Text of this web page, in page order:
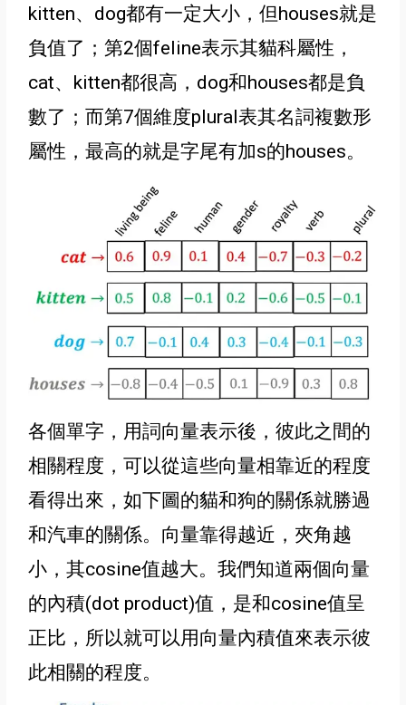
kitten、dog都有一定大小 ，但houses就是
負值了 ；第2個feline表示其貓科屬性，
cat、kitten都很高 ， dog和houses都是負
數了；而第7個維度plural表其名詞複數形
屬性，最高的就是字尾有加s的houses。
各個單字，用詞向量表示後，彼此之間的
相關程度，可以從這些向量相靠近的程度
看得出來，如下圖的貓和狗的關係就勝過
和汽車的關係。向量靠得越近，夾角越
小，其cosine值越大。我們知道兩個向量
的內積(dot product)值，是和cosine值呈
正比 ，所以就可以用向量內積值來表示彼
此相關的程度。